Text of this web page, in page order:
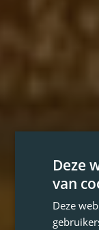
Deze
van
Deze